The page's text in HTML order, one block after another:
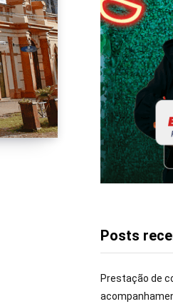
Posts
Prestação de